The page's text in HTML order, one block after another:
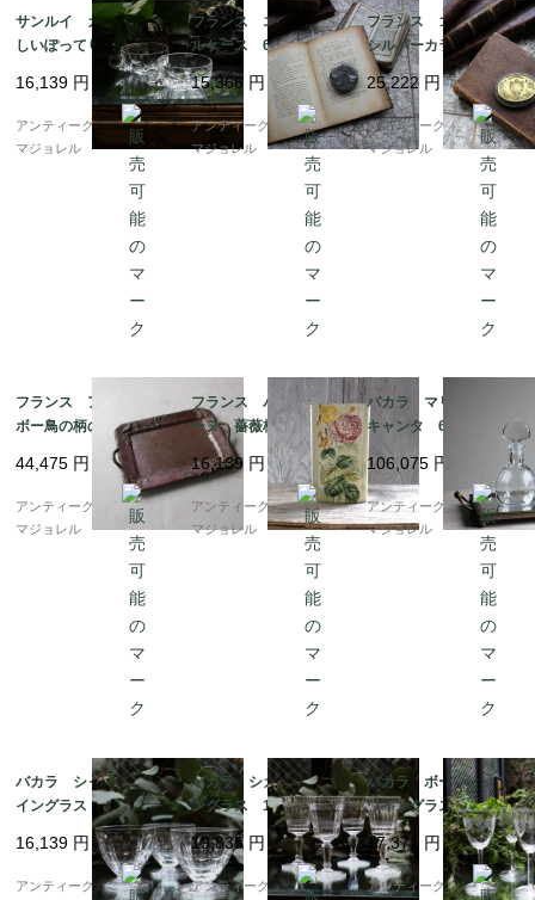
サンルイ カットが美
しいぽってりとしたカ
スタードグラス 6863
16,139 円
アンティークギャラリー
マジョレル
フランス エタンのピ
ルケース 6807
15,366 円
アンティークギャラリー
マジョレル
フランス ゴールドと
シルバーカラーのミラ
ー付きケース 6805
25,222 円
アンティークギャラリー
マジョレル
フランス アールヌー
ボー鳥の柄のシルバー
プレーテッドトレイ 6
799
44,475 円
アンティークギャラリー
マジョレル
フランス バルボティ
ーヌ 薔薇柄の壁掛け
フラワーベース 223
mm 6522_02
16,139 円
アンティークギャラリー
マジョレル
バカラ マリヨン デ
キャンタ 6687
106,075 円
アンティークギャラリー
マジョレル
バカラ シャルム ワ
イングラス マーク無
16,139 円
アンティークギャラリー
バカラ シカゴ ワイ
ングラス 112mm 595
7
19,835 円
アンティークギャラリー
バカラ ボーアルネ
ワイングラス 5911
17,371 円
アンティークギャラリー